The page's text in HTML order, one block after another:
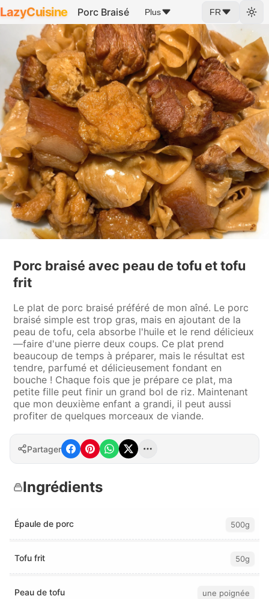
LazyCuisine Porc Braisé Plus FR
Porc braisé avec peau de tofu et tofu
frit
Le plat de porc braisé préféré de mon aîné. Le porc
braisé simple est trop gras, mais en ajoutant de la
peau de tofu, cela absorbe l'huile et le rend délicieux
—faire d'une pierre deux coups. Ce plat prend
beaucoup de temps à préparer, mais le résultat est
tendre, parfumé et délicieusement fondant en
bouche ! Chaque fois que je prépare ce plat, ma
petite fille peut finir un grand bol de riz. Maintenant
que mon deuxième enfant a grandi, il peut aussi
profiter de quelques morceaux de viande.
Partager
Ingrédients
Épaule de porc 500g
Tofu frit 50g
Peau de tofu une poignée